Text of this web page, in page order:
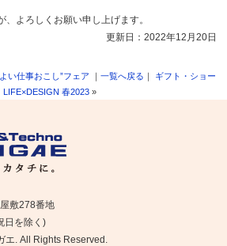
よろしくお願い申し上げます。
更新日：2022年12月20日
い仕事おこし”フェア ｜ 一覧へ戻る ｜
ギフト・ショー
LIFE×DESIGN 春2023 »
敷278番地
日を除く)
エ. All Rights Reserved.